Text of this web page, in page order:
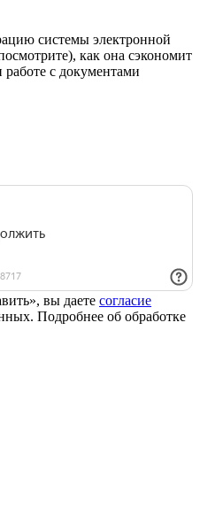
системы электронной
как она сэкономит
с документами
вы даете согласие
Подробнее об обработке